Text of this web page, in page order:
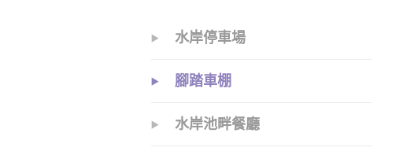
水岸停車場
腳踏車棚
水岸池畔餐廳